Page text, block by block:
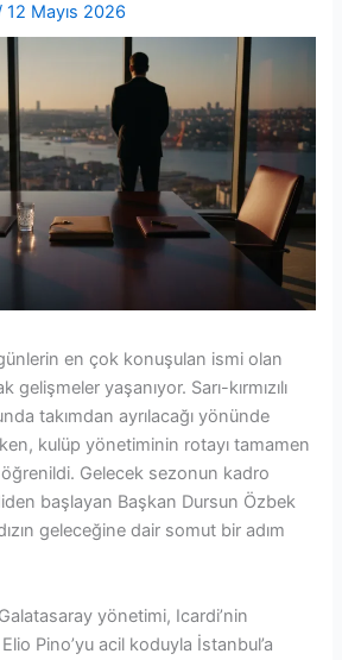
12 Mayıs 2026
en çok konuşulan ismi olan
gelişmeler yaşanıyor. Sarı-kırmızılı
takımdan ayrılacağı yönünde
kulüp yönetiminin rotayı tamamen
öğrenildi. Gelecek sezonun kadro
başlayan Başkan Dursun Özbek
geleceğine dair somut bir adım
yönetimi, Icardi’nin
Pino’yu acil koduyla İstanbul’a